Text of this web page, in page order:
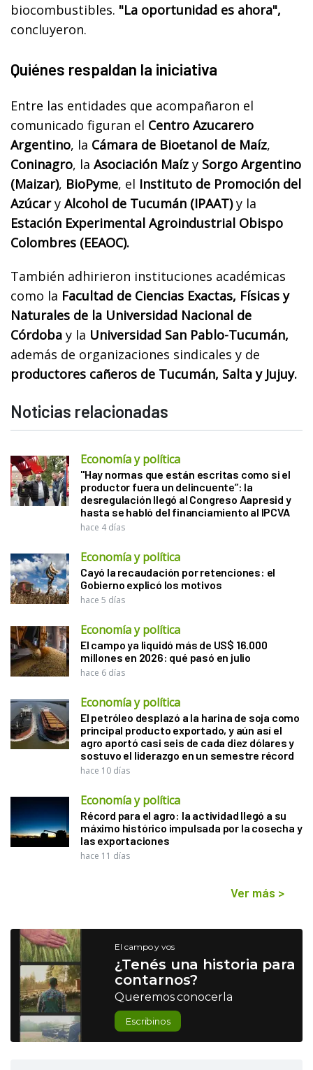
biocombustibles. "La oportunidad es ahora",
concluyeron.
Quiénes respaldan la iniciativa
Entre las entidades que acompañaron el
comunicado figuran el Centro Azucarero
Argentino, la Cámara de Bioetanol de Maíz,
Coninagro, la Asociación Maíz y Sorgo Argentino
(Maizar), BioPyme, el Instituto de Promoción del
Azúcary Alcohol de Tucumán (IPAAT)y la
Estación Experimental Agroindustrial Obispo
Colombres (EEAOC).
También adhirieron instituciones académicas
como la Facultad de Ciencias Exactas, Físicas y
Naturales de la Universidad Nacional de
Córdoba y la Universidad San Pablo-Tucumán,
además de organizaciones sindicales y de
productores cañeros de Tucumán, Salta y Jujuy.
Noticias relacionadas
Economía y política
"Hay normas que están escritas como si el
productor fuera un delincuente”: la
desregulación llegó al Congreso Aapresid y
hasta se habló del financiamiento al IPCVA
hace 4 días
Economía y política
Cayó la recaudación por retenciones: el
Gobierno explicó los motivos
hace 5 días
Economía y política
El campo ya liquidó más de US$ 16.000
millones en 2026: qué pasó en julio
hace 6 días
Economía y política
El petróleo desplazó a la harina de soja como
principal producto exportado, y aún así el
agro aportó casi seis de cada diez dólares y
sostuvo el liderazgo en un semestre récord
hace 10 días
Economía y política
Récord para el agro: la actividad llegó a su
máximo histórico impulsada por la cosecha y
las exportaciones
hace 11 días
Ver más >
El campo y vos
¿Tenés una historia para
contarnos?
Queremos conocerla
Escribinos